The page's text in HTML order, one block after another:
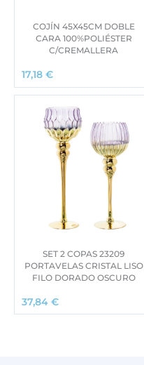
COJÍN 45X45CM DOBLE
CARA 100%POLIÉSTER
C/CREMALLERA
17,18 €
SET 2 COPAS 23209
PORTAVELAS CRISTAL LISO
FILO DORADO OSCURO
37,84 €